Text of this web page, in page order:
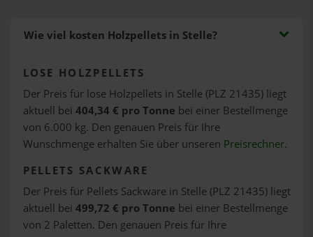
Wie viel kosten Holzpellets in Stelle?
LOSE HOLZPELLETS
Der Preis für lose Holzpellets in Stelle (PLZ 21435) liegt
aktuell bei 404,34 € pro Tonne bei einer Bestellmenge
von 6.000 kg. Den genauen Preis für Ihre
Wunschmenge erhalten Sie über unseren Preisrechner.
PELLETS SACKWARE
Der Preis für Pellets Sackware in Stelle (PLZ 21435) liegt
aktuell bei 499,72 € pro Tonne bei einer Bestellmenge
von 2 Paletten. Den genauen Preis für Ihre